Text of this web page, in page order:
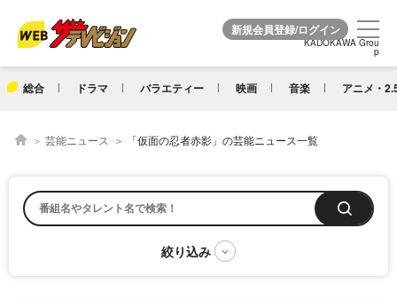
KADOKAWA Grou
p
総合 ドラマ バラエティー 映画 音楽 アニメ・
KADOKAWA Grou
p
芸能ニュース 「仮面の忍者赤影」の芸能ニュース一覧